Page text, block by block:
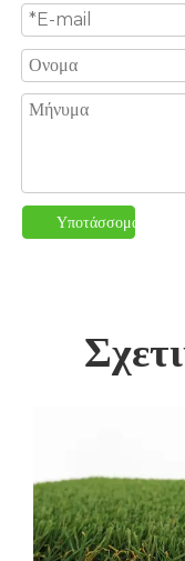
Υποτάσσομαι